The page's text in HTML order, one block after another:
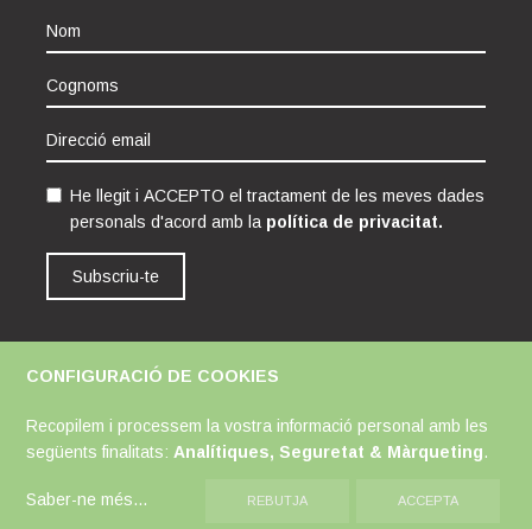
He llegit i ACCEPTO el tractament de les meves dades
personals d'acord amb la política de privacitat.
Subscriu-te
CONFIGURACIÓ DE COOKIES
Recopilem i processem la vostra informació personal amb les
següents finalitats: Analítiques, Seguretat & Màrqueting.
Saber-ne més... REBUTJA ACCEPTA